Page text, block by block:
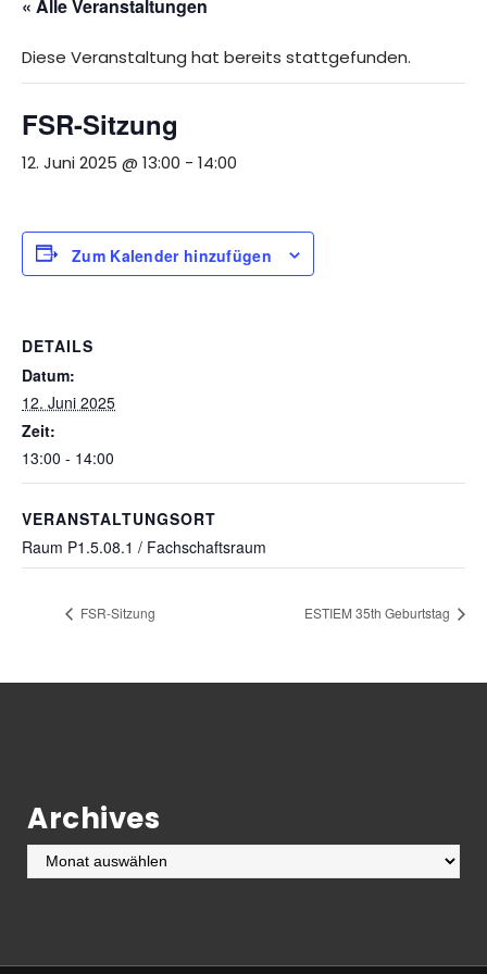
« Alle Veranstaltungen
Diese Veranstaltung hat bereits stattgefunden.
FSR-Sitzung
12. Juni 2025 @ 13:00 - 14:00
Zum Kalender hinzufügen
DETAILS
Datum:
12. Juni 2025
Zeit:
13:00 - 14:00
VERANSTALTUNGSORT
Raum P1.5.08.1 / Fachschaftsraum
FSR-Sitzung ESTIEM 35th Geburtstag
Archives
Archives